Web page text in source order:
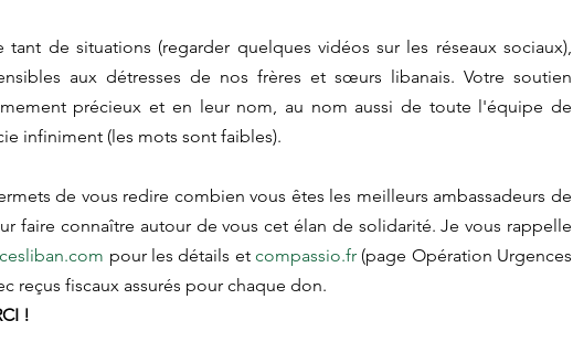
de situations (regarder quelques vidéos sur les réseaux sociaux),
aux détresses de nos frères et sœurs libanais. Votre soutien
précieux et en leur nom, au nom aussi de toute l'équipe de
infiniment (les mots sont faibles).
de vous redire combien vous êtes les meilleurs ambassadeurs de
faire connaître autour de vous cet élan de solidarité. Je vous rappelle
pour les détails et compassio.fr (page Opération Urgences
reçus fiscaux assurés pour chaque don.
!